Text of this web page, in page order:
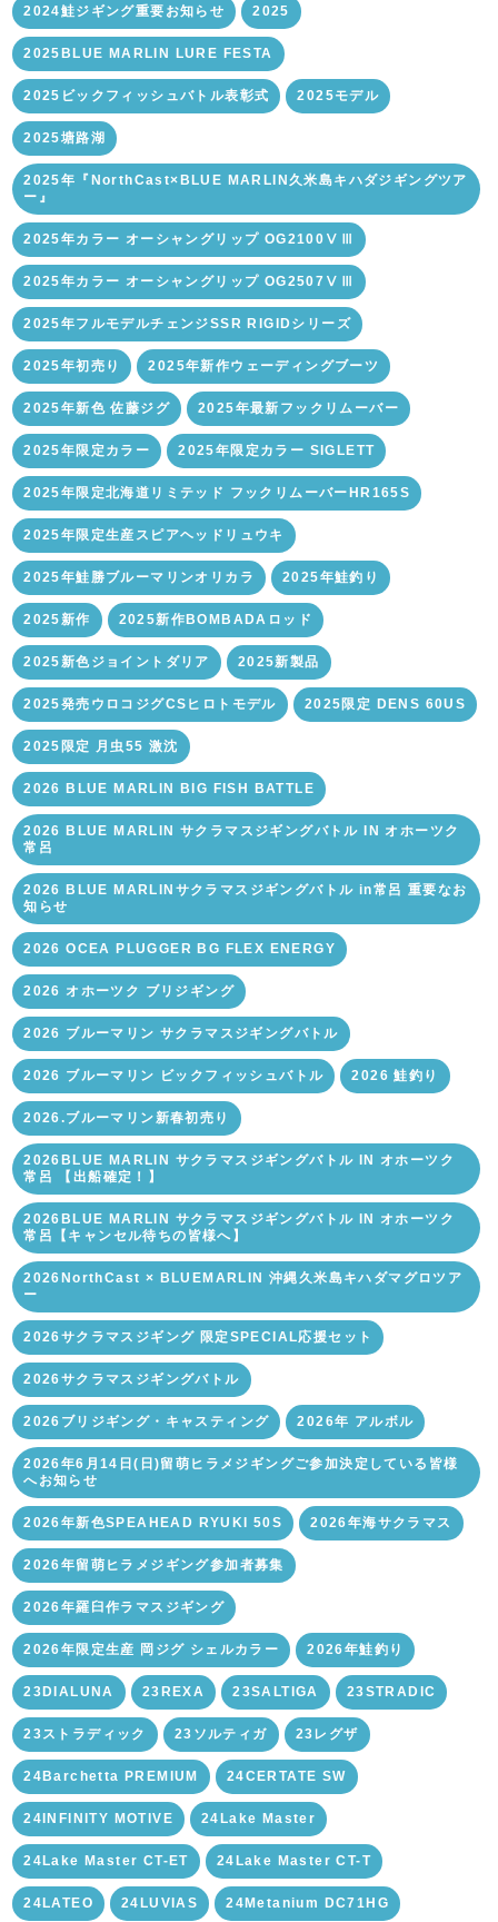
2024鮭ジギング重要お知らせ 2025
2025BLUE MARLIN LURE FESTA
2025ビックフィッシュバトル表彰式 2025モデル
2025塘路湖
2025年『NorthCast×BLUE MARLIN久米島キハダジギングツア
ー』
2025年カラー オーシャングリップ OG2100ⅤⅢ
2025年カラー オーシャングリップ OG2507ⅤⅢ
2025年フルモデルチェンジSSR RIGIDシリーズ
2025年初売り 2025年新作ウェーディングブーツ
2025年新色 佐藤ジグ 2025年最新フックリムーバー
2025年限定カラー 2025年限定カラー SIGLETT
2025年限定北海道リミテッド フックリムーバーHR165S
2025年限定生産スピアヘッドリュウキ
2025年鮭勝ブルーマリンオリカラ 2025年鮭釣り
2025新作 2025新作BOMBADAロッド
2025新色ジョイントダリア 2025新製品
2025発売ウロコジグCSヒロトモデル 2025限定 DENS 60US
2025限定 月虫55 激沈
2026 BLUE MARLIN BIG FISH BATTLE
2026 BLUE MARLIN サクラマスジギングバトル IN オホーツク
常呂
2026 BLUE MARLINサクラマスジギングバトル in常呂 重要なお
知らせ
2026 OCEA PLUGGER BG FLEX ENERGY
2026 オホーツク ブリジギング
2026 ブルーマリン サクラマスジギングバトル
2026 ブルーマリン ビックフィッシュバトル 2026 鮭釣り
2026.ブルーマリン新春初売り
2026BLUE MARLIN サクラマスジギングバトル IN オホーツク
常呂 【出船確定！】
2026BLUE MARLIN サクラマスジギングバトル IN オホーツク
常呂【キャンセル待ちの皆様へ】
2026NorthCast × BLUEMARLIN 沖縄久米島キハダマグロツア
ー
2026サクラマスジギング 限定SPECIAL応援セット
2026サクラマスジギングバトル
2026ブリジギング・キャスティング 2026年 アルボル
2026年6月14日(日)留萌ヒラメジギングご参加決定している皆様
へお知らせ
2026年新色SPEAHEAD RYUKI 50S 2026年海サクラマス
2026年留萌ヒラメジギング参加者募集
2026年羅臼作ラマスジギング
2026年限定生産 岡ジグ シェルカラー 2026年鮭釣り
23DIALUNA 23REXA 23SALTIGA 23STRADIC
23ストラディック 23ソルティガ 23レグザ
24Barchetta PREMIUM 24CERTATE SW
24INFINITY MOTIVE 24Lake Master
24Lake Master CT-ET 24Lake Master CT-T
24LATEO 24LUVIAS 24Metanium DC71HG